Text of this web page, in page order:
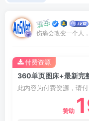
安笙
360单页图床+最新完
此内容为付费资源，请
赞助
付费资源